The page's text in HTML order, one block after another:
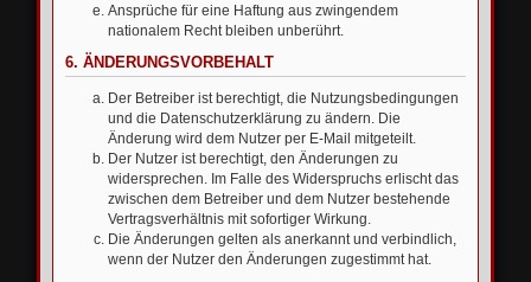
Ansprüche für eine Haftung aus zwingendem
nationalem Recht bleiben unberührt.
6. ÄNDERUNGSVORBEHALT
Der Betreiber ist berechtigt, die Nutzungsbedingungen
und die Datenschutzerklärung zu ändern. Die
Änderung wird dem Nutzer per E-Mail mitgeteilt.
Der Nutzer ist berechtigt, den Änderungen zu
widersprechen. Im Falle des Widerspruchs erlischt das
zwischen dem Betreiber und dem Nutzer bestehende
Vertragsverhältnis mit sofortiger Wirkung.
Die Änderungen gelten als anerkannt und verbindlich,
wenn der Nutzer den Änderungen zugestimmt hat.